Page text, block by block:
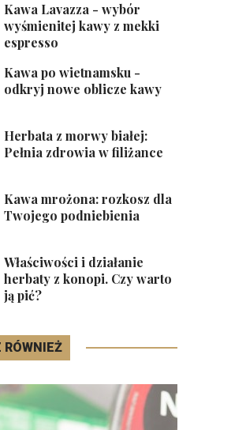
Kawa Lavazza - wybór
wyśmienitej kawy z mekki
espresso
Kawa po wietnamsku -
odkryj nowe oblicze kawy
Herbata z morwy białej:
Pełnia zdrowia w filiżance
Kawa mrożona: rozkosz dla
Twojego podniebienia
Właściwości i działanie
herbaty z konopi. Czy warto
ją pić?